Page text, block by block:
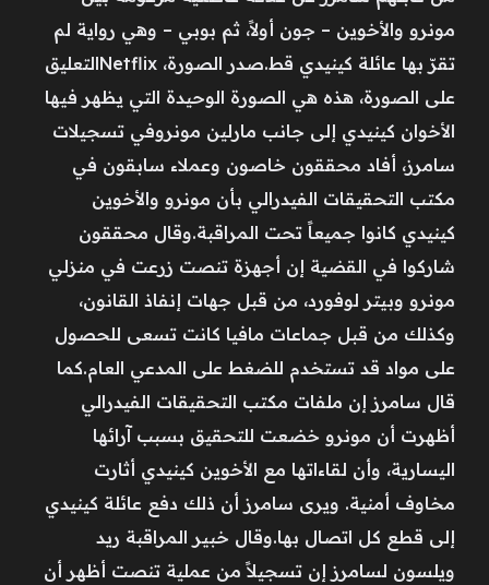
مونرو والأخوين – جون أولاً، ثم بوبي – وهي رواية لم
تقرّ بها عائلة كينيدي قط.صدر الصورة، Netflixالتعليق
على الصورة، هذه هي الصورة الوحيدة التي يظهر فيها
الأخوان كينيدي إلى جانب مارلين مونروفي تسجيلات
سامرز، أفاد محققون خاصون وعملاء سابقون في
مكتب التحقيقات الفيدرالي بأن مونرو والأخوين
كينيدي كانوا جميعاً تحت المراقبة.وقال محققون
شاركوا في القضية إن أجهزة تنصت زرعت في منزلي
مونرو وبيتر لوفورد، من قبل جهات إنفاذ القانون،
وكذلك من قبل جماعات مافيا كانت تسعى للحصول
على مواد قد تستخدم للضغط على المدعي العام.كما
قال سامرز إن ملفات مكتب التحقيقات الفيدرالي
أظهرت أن مونرو خضعت للتحقيق بسبب آرائها
اليسارية، وأن لقاءاتها مع الأخوين كينيدي أثارت
مخاوف أمنية. ويرى سامرز أن ذلك دفع عائلة كينيدي
إلى قطع كل اتصال بها.وقال خبير المراقبة ريد
ويلسون لسامرز إن تسجيلاً من عملية تنصت أظهر أن